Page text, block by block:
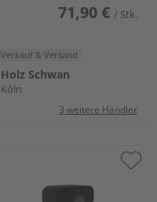
71,90 € / Stk.
Verkauf & Versand
Holz Schwan
Köln
3 weitere Händler